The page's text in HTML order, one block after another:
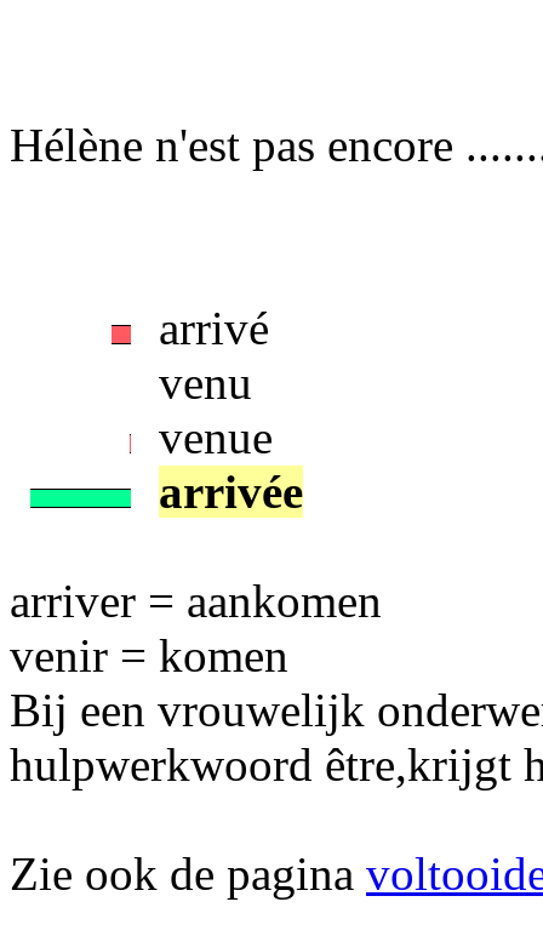
Hélène n'est pas encore
arrivé
venu
venue
arrivée
arriver = aankomen
venir = komen
Bij een vrouwelijk
hulpwerkwoord être,krijgt
Zie ook de pagina